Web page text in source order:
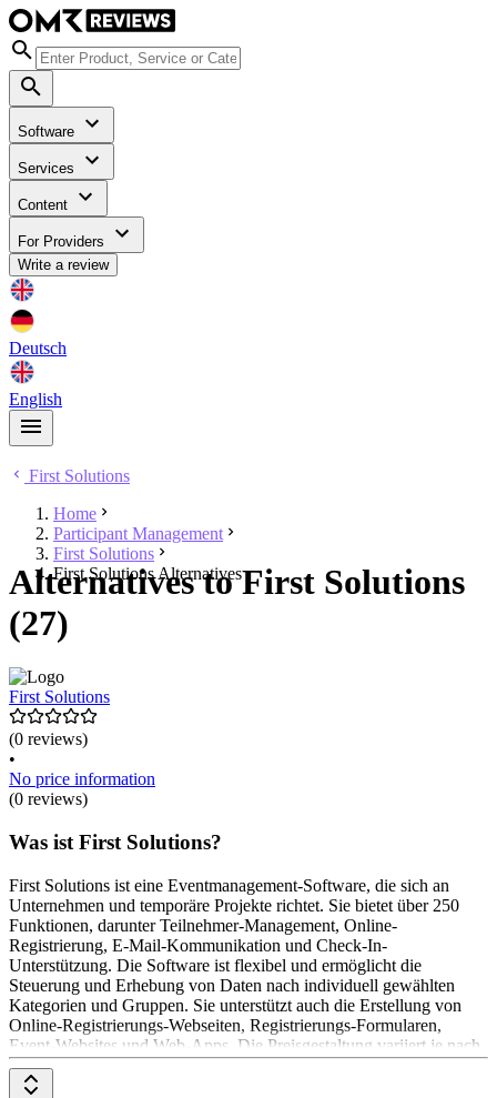
Software
Services
Content
For Providers
Write a review
Deutsch
English
First Solutions
Home
Participant Management
First Solutions
First Solutions Alternatives
Alternatives to First Solutions
(27)
First Solutions
(0 reviews)
•
No price information
(0 reviews)
Was ist First Solutions?
First Solutions ist eine Eventmanagement-Software, die sich an
Unternehmen und temporäre Projekte richtet. Sie bietet über 250
Funktionen, darunter Teilnehmer-Management, Online-
Registrierung, E-Mail-Kommunikation und Check-In-
Unterstützung. Die Software ist flexibel und ermöglicht die
Steuerung und Erhebung von Daten nach individuell gewählten
Kategorien und Gruppen. Sie unterstützt auch die Erstellung von
Online-Registrierungs-Webseiten, Registrierungs-Formularen,
Event-Websites und Web-Apps. Die Preisgestaltung variiert je nach
Bedarf und kann entweder gemietet oder gekauft werden.